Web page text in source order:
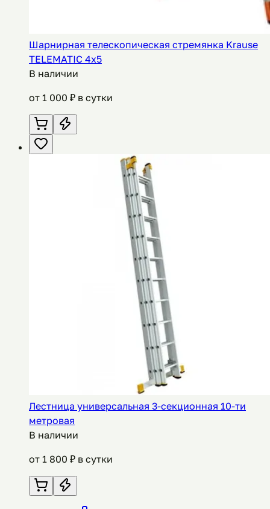
Шарнирная телескопическая стремянка Krause
TELEMATIC 4х5
В наличии
от 1 000 ₽ в сутки
Лестница универсальная 3-секционная 10-ти
метровая
В наличии
от 1 800 ₽ в сутки